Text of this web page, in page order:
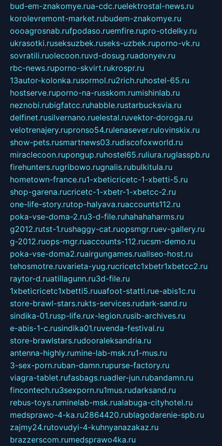
bud-em-znakomye.rua-cdc.ruelektrostal-news.ru
korolevremont-market.rubudem-znakomye.ru
oooagrosnab.rufpodaso.ruemfire.rupro-otdelky.ru
ukrasotki.ruseksuzbek.ruseks-uzbek.ruporno-vk.ru
sovratili.ruolecoon.ruvd-dosug.ruadonyev.ru
rbc-news.ruporno-skvirt.rukrospr.ru
13autor-kolonka.rusormol.ru2rich.ruhostel-65.ru
hostserve.ruporno-na-russkom.rumishinlab.ru
neznobi.rubigfatcc.ruhabble.rustarbucksvia.ru
delfinet.rusilvernano.ruelestal.ruvektor-doroga.ru
velotrenajery.rupronso54.rulenasever.rulovinskix.ru
show-pets.rusmartnews03.rudiscofoxworld.ru
miraclecoon.rupongup.ruhostel65.ruliura.ruglasspb.ru
firehunters.rugribowo.rugnalis.rubulkitula.ru
hometown-france.ru1-xbeticricetc-1-xbetti-5.ru
shop-garena.rucricetc-1-xbetr-1-xbetcc-2.ru
one-life-story.rutop-halyava.ruaccounts112.ru
poka-vse-doma-2.ru3-d-file.ruhahahaharms.ru
g2012.rutst-1.rushaggy-cat.ruopsmgr.ruev-gallery.ru
g-2012.ruops-mgr.ruaccounts-112.rucsm-demo.ru
poka-vse-doma2.ruairgungames.ruallseo-host.ru
tehosmotre.ruvarieta-yug.rucricetc1xbetr1xbetcc2.ru
raytor-d.ruatillagunn.ru3d-file.ru
1xbeticricetc1xbetti5.ruuafoot-statti.rue-abis1c.ru
store-brawl-stars.rukts-services.rudark-sand.ru
sindika-01.rusp-life.rux-legion.rusib-archives.ru
e-abis-1-c.rusindika01.ruvenda-festival.ru
store-brawlstars.rudooraleksandria.ru
antenna-highly.rumine-lab-msk.ru1-mus.ru
3-sex-porn.ruban-damn.rupurse-factory.ru
viagra-tablet.rufasbags.ruadler-jun.rubandamn.ru
fincontech.ru3sexporn.ru1mus.rudarksand.ru
rebus-toys.ruminelab-msk.rualabuga-cityhotel.ru
medsprawo-4-ka.ru2864420.rublagodarenie-spb.ru
zajmy24.rutovudyi-4-kuhnyanazakaz.ru
brazzerscom.rumedsprawo4ka.ru